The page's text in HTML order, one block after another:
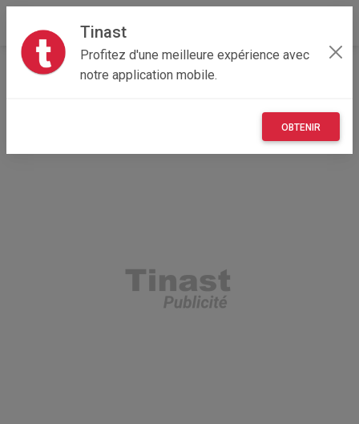
Tinast
Profitez d'une meilleure expérience avec
notre application mobile.
OBTENIR
Accueil Véhicules Bretagne
29 - Finistère